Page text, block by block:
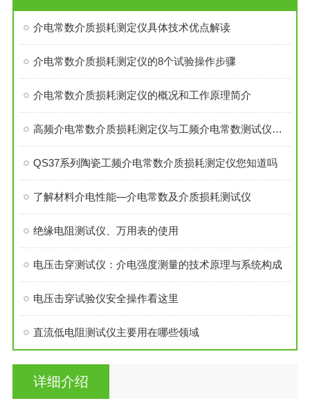
介电常数介质损耗测定仪具体技术优点解读
介电常数介质损耗测定仪的8个试验操作步骤
介电常数介质损耗测定仪的概况和工作原理简介
高频介电常数介质损耗测定仪与工频介电常数测试仪区别
QS37系列陶瓷工频介电常数介质损耗测定仪您知道吗
了解材料介电性能—介电常数及介质损耗测试仪
绝缘电阻测试仪、万用表的使用
电压击穿测试仪：介电强度测量的技术原理与系统构成
电压击穿试验仪安全操作看这里
直流低电阻测试仪主要用在哪些领域
详细介绍